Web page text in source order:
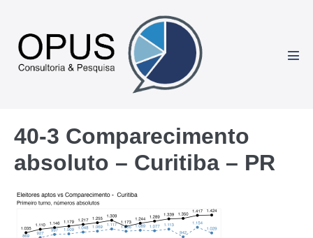
conteúdo
40-3 Comparecimento
absoluto – Curitiba – PR